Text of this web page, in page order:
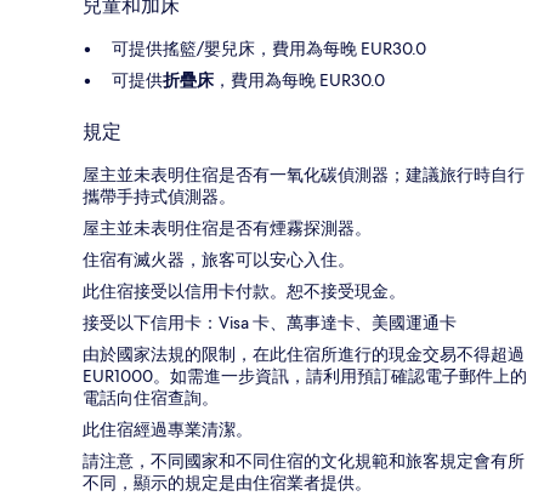
兒童和加床
可提供搖籃/嬰兒床，費用為每晚 EUR30.0
可提供折疊床 ，費用為每晚 EUR30.0
規定
屋主並未表明住宿是否有一氧化碳偵測器；建議旅行時自行
攜帶手持式偵測器。
屋主並未表明住宿是否有煙霧探測器。
住宿有滅火器，旅客可以安心入住。
此住宿接受以信用卡付款。恕不接受現金。
接受以下信用卡：Visa 卡、萬事達卡、美國運通卡
由於國家法規的限制，在此住宿所進行的現金交易不得超過
EUR1000。如需進一步資訊，請利用預訂確認電子郵件上的
電話向住宿查詢。
此住宿經過專業清潔。
請注意，不同國家和不同住宿的文化規範和旅客規定會有所
不同，顯示的規定是由住宿業者提供。